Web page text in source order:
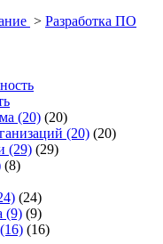
> Разработка ПО
(20) (20)
(20) (20)
(29) (29)
(8)
(24)
(9) (9)
(16) (16)